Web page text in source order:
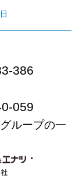
386
059
ループの一
・